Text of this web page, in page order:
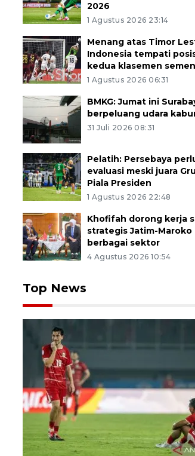
2026
1 Agustus 2026 23:14
Menang atas Timor
Indonesia tempati
kedua klasemen
1 Agustus 2026 06:31
BMKG: Jumat ini
berpeluang udara
31 Juli 2026 08:31
Pelatih: Persebaya
evaluasi meski juara
Piala Presiden
1 Agustus 2026 22:48
Khofifah dorong kerja
strategis Jatim-Maroko
berbagai sektor
4 Agustus 2026 10:54
Top News